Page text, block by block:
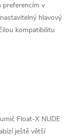
preferencím v
hlavový
kompatibilitu
Float-X NUDE
ještě větší